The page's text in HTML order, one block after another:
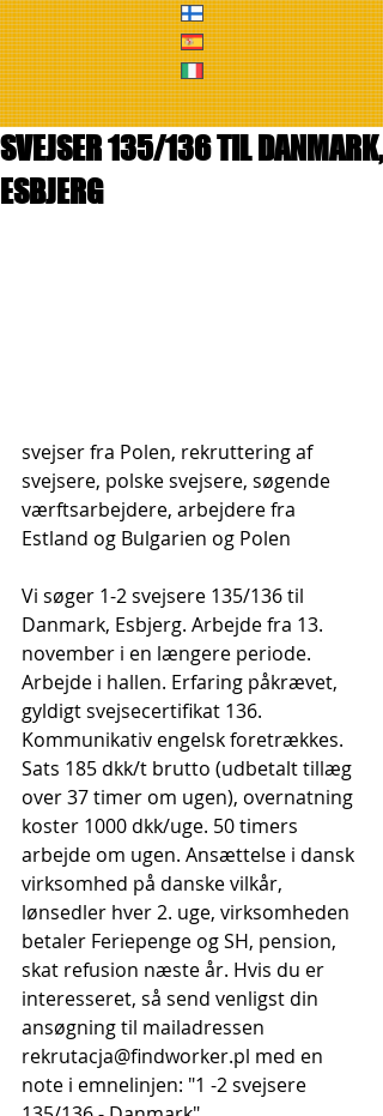
SVEJSER 135/136 TIL DANMARK,
ESBJERG
svejser fra Polen, rekruttering af
svejsere, polske svejsere, søgende
værftsarbejdere, arbejdere fra
Estland og Bulgarien og Polen
Vi søger 1-2 svejsere 135/136 til
Danmark, Esbjerg. Arbejde fra 13.
november i en længere periode.
Arbejde i hallen. Erfaring påkrævet,
gyldigt svejsecertifikat 136.
Kommunikativ engelsk foretrækkes.
Sats 185 dkk/t brutto (udbetalt tillæg
over 37 timer om ugen), overnatning
koster 1000 dkk/uge. 50 timers
arbejde om ugen. Ansættelse i dansk
virksomhed på danske vilkår,
lønsedler hver 2. uge, virksomheden
betaler Feriepenge og SH, pension,
skat refusion næste år. Hvis du er
interesseret, så send venligst din
ansøgning til mailadressen
rekrutacja@findworker.pl med en
note i emnelinjen: "1 -2 svejsere